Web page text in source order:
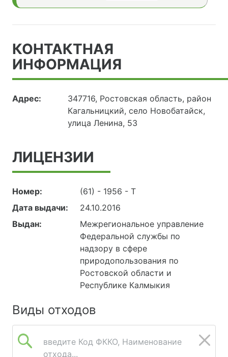
КОНТАКТНАЯ
ИНФОРМАЦИЯ
Адрес:
347716, Ростовская область, район
Кагальницкий, село Новобатайск,
улица Ленина, 53
ЛИЦЕНЗИИ
Номер:
(61) - 1956 - Т
Дата выдачи:
24.10.2016
Выдан:
Межрегиональное управление
Федеральной службы по
надзору в сфере
природопользования по
Ростовской области и
Республике Калмыкия
Виды отходов
введите Код ФККО, Наименование
отхода...